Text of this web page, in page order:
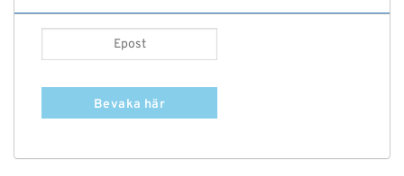
Bevaka här